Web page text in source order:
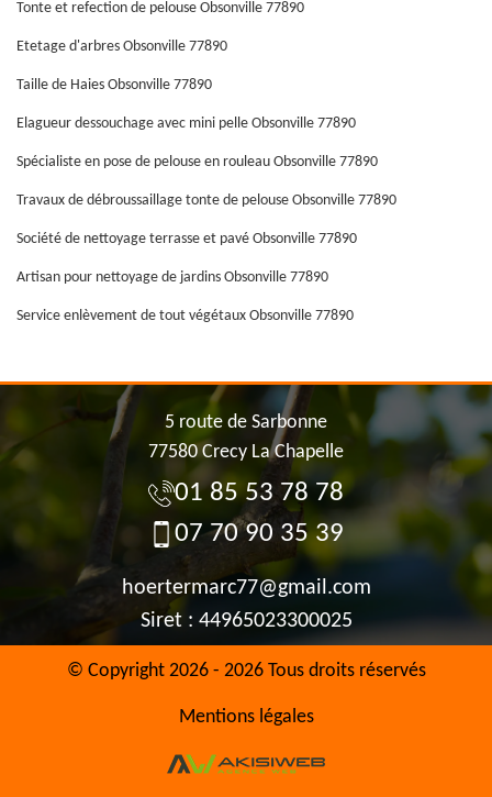
Tonte et refection de pelouse Obsonville 77890
Etetage d'arbres Obsonville 77890
Taille de Haies Obsonville 77890
Elagueur dessouchage avec mini pelle Obsonville 77890
Spécialiste en pose de pelouse en rouleau Obsonville 77890
Travaux de débroussaillage tonte de pelouse Obsonville 77890
Société de nettoyage terrasse et pavé Obsonville 77890
Artisan pour nettoyage de jardins Obsonville 77890
Service enlèvement de tout végétaux Obsonville 77890
5 route de Sarbonne
77580 Crecy La Chapelle
01 85 53 78 78
07 70 90 35 39
hoertermarc77@gmail.com
Siret : 44965023300025
© Copyright 2026 - 2026 Tous droits réservés
Mentions légales